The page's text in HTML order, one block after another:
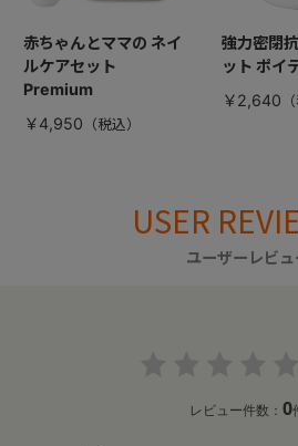
赤ちゃんとママの ネイ
ルケアセット
Premium
￥4,950
強力密閉
ット ポイ
￥2,640
USER
ユーザーレビュ
レビュー件数：0